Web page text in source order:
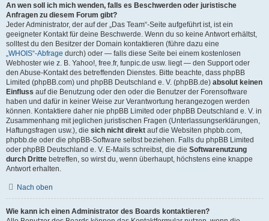
An wen soll ich mich wenden, falls es Beschwerden oder juristische
Anfragen zu diesem Forum gibt?
Jeder Administrator, der auf der „Das Team“-Seite aufgeführt ist, ist ein
geeigneter Kontakt für deine Beschwerde. Wenn du so keine Antwort erhältst,
solltest du den Besitzer der Domain kontaktieren (führe dazu eine
„WHOIS“-Abfrage durch) oder — falls diese Seite bei einem kostenlosen
Webhoster wie z. B. Yahoo!, free.fr, funpic.de usw. liegt — den Support oder
den Abuse-Kontakt des betreffenden Dienstes. Bitte beachte, dass phpBB
Limited (phpBB.com) und phpBB Deutschland e. V. (phpBB.de) absolut keinen
Einfluss auf die Benutzung oder den oder die Benutzer der Forensoftware
haben und dafür in keiner Weise zur Verantwortung herangezogen werden
können. Kontaktiere daher nie phpBB Limited oder phpBB Deutschland e. V. in
Zusammenhang mit jeglichen juristischen Fragen (Unterlassungserklärungen,
Haftungsfragen usw.), die sich nicht direkt auf die Websiten phpbb.com,
phpbb.de oder die phpBB-Software selbst beziehen. Falls du phpBB Limited
oder phpBB Deutschland e. V. E-Mails schreibst, die die Softwarenutzung
durch Dritte betreffen, so wirst du, wenn überhaupt, höchstens eine knappe
Antwort erhalten.
Nach oben
Wie kann ich einen Administrator des Boards kontaktieren?